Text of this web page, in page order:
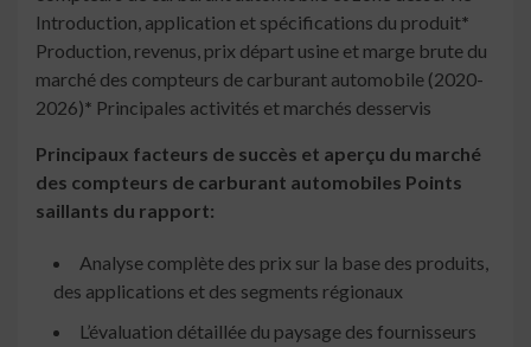
Introduction, application et spécifications du produit*
Production, revenus, prix départ usine et marge brute du
marché des compteurs de carburant automobile (2020-
2026)* Principales activités et marchés desservis
Principaux facteurs de succès et aperçu du marché
des compteurs de carburant automobiles Points
saillants du rapport:
Analyse complète des prix sur la base des produits,
des applications et des segments régionaux
L’évaluation détaillée du paysage des fournisseurs